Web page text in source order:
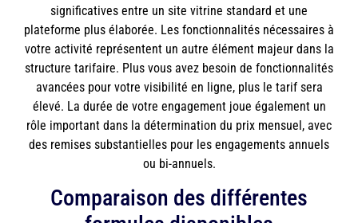
significatives entre un site vitrine standard et une
plateforme plus élaborée. Les fonctionnalités nécessaires à
votre activité représentent un autre élément majeur dans la
structure tarifaire. Plus vous avez besoin de fonctionnalités
avancées pour votre visibilité en ligne, plus le tarif sera
élevé. La durée de votre engagement joue également un
rôle important dans la détermination du prix mensuel, avec
des remises substantielles pour les engagements annuels
ou bi-annuels.
Comparaison des différentes